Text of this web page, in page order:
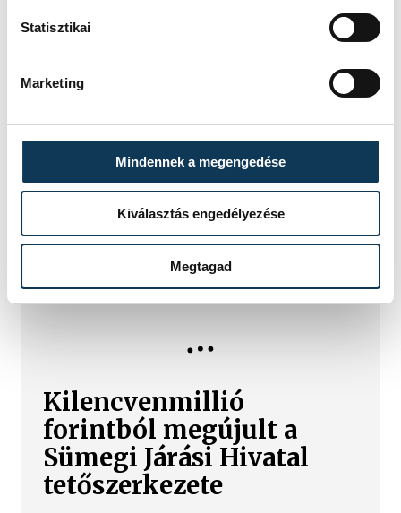
Statisztikai
Marketing
Mindennek a megengedése
Kiválasztás engedélyezése
Megtagad
fókuszban a konstruktív
absztrakció
László Gyűjtemény új időszaki
kiállítása a konstruktív és
geometrikus absztrakció
meghatározó francia alkotóit állítja
középpontba. A válogatás 2026.
április 12. és augusztus 2. között
Kilencvenmillió
forintból megújult a
Sümegi Járási Hivatal
tetőszerkezete